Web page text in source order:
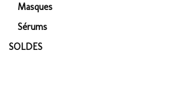
Masques
Sérums
SOLDES